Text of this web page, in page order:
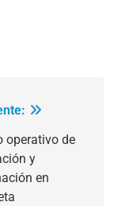
operativo de
y
en